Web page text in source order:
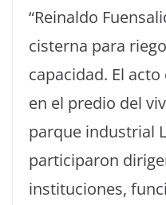
“Reinaldo
cisterna para
capacidad. El
en el predio del
parque industrial
participaron
instituciones,